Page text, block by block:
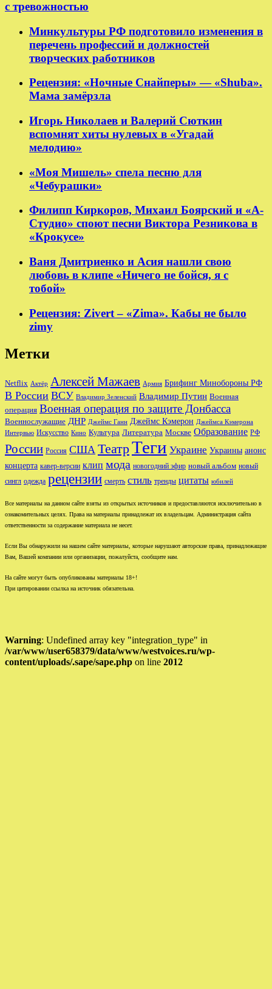
с тревожностью
Минкультуры РФ подготовило изменения в
перечень профессий и должностей
творческих работников
Рецензия: «Ночные Снайперы» — «Shuba».
Мама замёрзла
Игорь Николаев и Валерий Сюткин
вспомнят хиты нулевых в «Угадай
мелодию»
«Моя Мишель» спела песню для
«Чебурашки»
Филипп Киркоров, Михаил Боярский и «А-
Студио» споют песни Виктора Резникова в
«Крокусе»
Ваня Дмитриенко и Асия нашли свою
любовь в клипе «Ничего не бойся, я с
тобой»
Рецензия: Zivert – «Zima». Кабы не было
zimy
Метки
Netflix Актёр Алексей Мажаев Армия Брифинг Минобороны РФ
В России ВСУ Владимир Зеленский Владимир Путин Военная
операция Военная операция по защите Донбасса
Военнослужащие ДНР Джеймс Ганн Джеймс Кэмерон Джеймса Кэмерона
Интервью Искусство Кино Культура Литература Москве Образование РФ
России Россия США ТеатрТеги Украине Украины анонс
концерта кавер-версии клип мода новогодний эфир новый альбом новый
сингл одежда рецензии смерть стиль тренды цитаты юбилей
Все материалы на данном сайте взяты из открытых источников и предоставляются исключительно в
ознакомительных целях. Права на материалы принадлежат их владельцам. Администрация сайта
ответственности за содержание материала не несет.
Если Вы обнаружили на нашем сайте материалы, которые нарушают авторские права, принадлежащие
Вам, Вашей компании или организации, пожалуйста, сообщите нам.
На сайте могут быть опубликованы материалы 18+!
При цитировании ссылка на источник обязательна.
Warning: Undefined array key "integration_type" in
/var/www/user658379/data/www/westvoices.ru/wp-
content/uploads/.sape/sape.php on line 2012